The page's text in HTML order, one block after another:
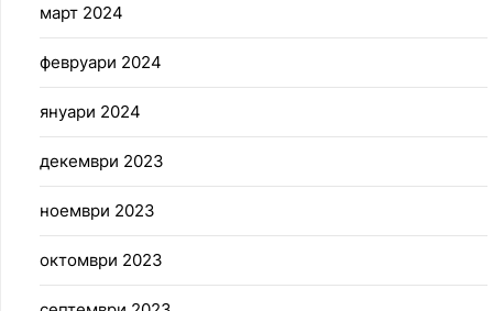
март 2024
февруари 2024
януари 2024
декември 2023
ноември 2023
октомври 2023